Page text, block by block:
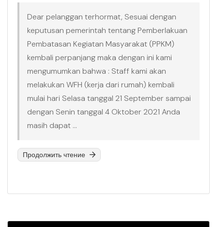
Dear pelanggan terhormat, Sesuai dengan
keputusan pemerintah tentang Pemberlakuan
Pembatasan Kegiatan Masyarakat (PPKM)
kembali perpanjang maka dengan ini kami
mengumumkan bahwa : Staff kami akan
melakukan WFH (kerja dari rumah) kembali
mulai hari Selasa tanggal 21 September sampai
dengan Senin tanggal 4 Oktober 2021 Anda
masih dapat ...
Продолжить чтение